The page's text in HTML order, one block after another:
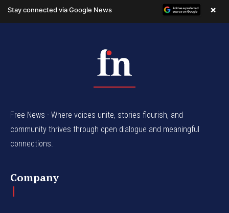
Free News - Where voices unite, stories flourish, and
community thrives through open dialogue and meaningful
connections.
Company